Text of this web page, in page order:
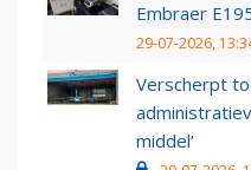
Embraer
29-07-2026,
Verscherpt
middel’